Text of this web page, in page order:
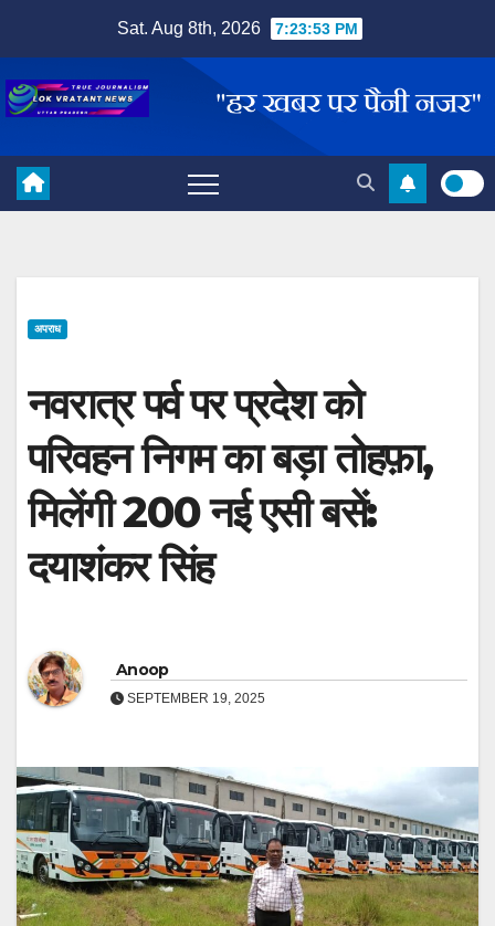
content
Sat. Aug 8th, 2026 7:23:53 PM
अपराध
नवरात्र पर्व पर प्रदेश को
परिवहन निगम का बड़ा तोहफ़ा,
मिलेंगी 200 नई एसी बसें:
दयाशंकर सिंह
Anoop
SEPTEMBER 19, 2025